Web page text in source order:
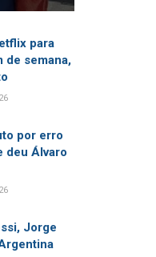
para
de semana,
por erro
deu Álvaro
Jorge